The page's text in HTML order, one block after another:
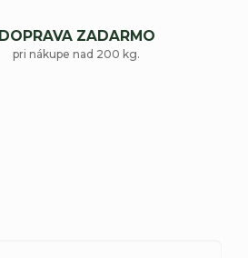
DOPRAVA ZADARMO
pri nákupe nad 200 kg.